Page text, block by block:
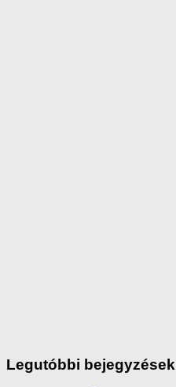
Legutóbbi bejegyzések